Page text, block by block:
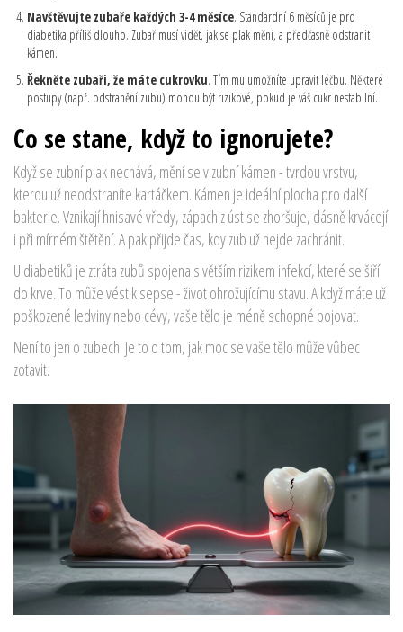
Navštěvujte zubaře každých 3-4 měsíce. Standardní 6 měsíců je pro
diabetika příliš dlouho. Zubař musí vidět, jak se plak mění, a předčasně odstranit
kámen.
Řekněte zubaři, že máte cukrovku. Tím mu umožníte upravit léčbu. Některé
postupy (např. odstranění zubu) mohou být rizikové, pokud je váš cukr nestabilní.
Co se stane, když to ignorujete?
Když se zubní plak nechává, mění se v zubní kámen - tvrdou vrstvu,
kterou už neodstraníte kartáčkem. Kámen je ideální plocha pro další
bakterie. Vznikají hnisavé vředy, zápach z úst se zhoršuje, dásně krvácejí
i při mírném štětění. A pak přijde čas, kdy zub už nejde zachránit.
U diabetiků je ztráta zubů spojena s větším rizikem infekcí, které se šíří
do krve. To může vést k sepse - život ohrožujícímu stavu. A když máte už
poškozené ledviny nebo cévy, vaše tělo je méně schopné bojovat.
Není to jen o zubech. Je to o tom, jak moc se vaše tělo může vůbec
zotavit.